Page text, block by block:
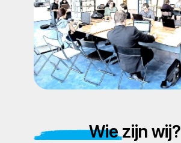
Wie zijn wij?